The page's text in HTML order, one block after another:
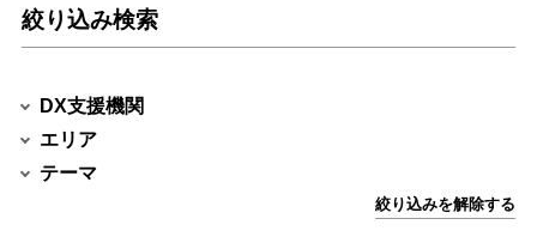
絞り込み検索
DX支援機関
エリア
テーマ
絞り込みを解除する